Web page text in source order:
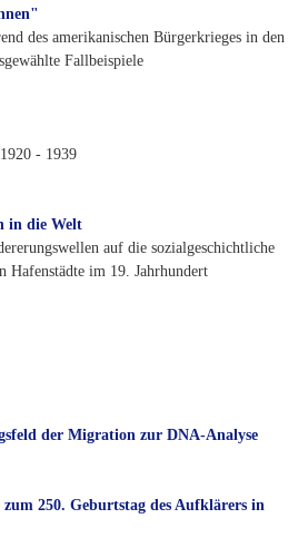
des amerikanischen Bürgerkrieges in den
Fallbeispiele
- 1939
in die Welt
auf die sozialgeschichtliche
Hafenstädte im 19. Jahrhundert
der Migration zur DNA-Analyse
250. Geburtstag des Aufklärers in